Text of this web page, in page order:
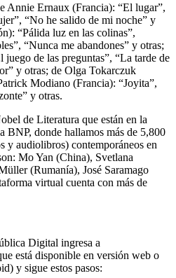
Annie Ernaux (Francia): “El lugar”,
“No he salido de mi noche” y
“Pálida luz en las colinas”,
“Nunca me abandones” y otras;
de las preguntas”, “La tarde de
y otras; de Olga Tokarczuk
Modiano (Francia): “Joyita”,
y otras.
de Literatura que están en la
donde hallamos más de 5,800
y audiolibros) contemporáneos en
Mo Yan (China), Svetlana
(Rumanía), José Saramago
virtual cuenta con más de
Digital ingresa a
está disponible en versión web o
y sigue estos pasos: